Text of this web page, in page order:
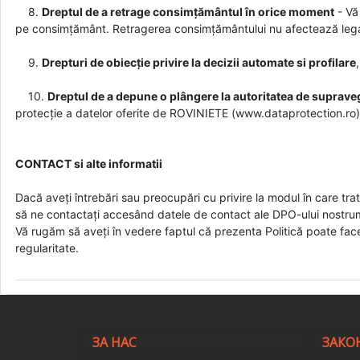
8. Dreptul de a retrage consimțământul în orice moment- Vă
pe consimțământ. Retragerea consimțământului nu afectează
9. Drepturi de obiecție privire la decizii automate si profilare
10. Dreptul de a depune o plângere la autoritatea de
protecție a datelor oferite de ROVINIETE (www.dataprotection.ro)
CONTACT si alte informatii
Dacă aveți întrebări sau preocupări cu privire la modul în care
să ne contactați accesând datele de contact ale DPO-ului
Vă rugăm să aveți în vedere faptul că prezenta Politică poate
regularitate.
ЗА НАС